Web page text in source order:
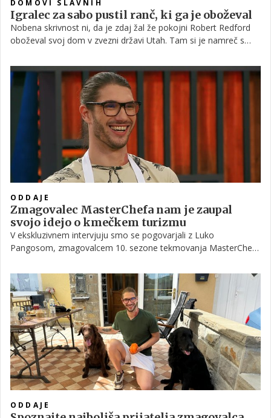
DOMOVI SLAVNIH
Igralec za sabo pustil ranč, ki ga je oboževal
Nobena skrivnost ni, da je zdaj žal že pokojni Robert Redford
oboževal svoj dom v zvezni državi Utah. Tam si je namreč s
ustvaril čudovit ranč ter na njem ostal vse do svoje smrti.
ODDAJE
Zmagovalec MasterChefa nam je zaupal
svojo idejo o kmečkem turizmu
V ekskluzivnem intervjuju smo se pogovarjali z Luko
Pangosom, zmagovalcem 10. sezone tekmovanja MasterChef
nam pokazal babičin vrt na Primorskem.
ODDAJE